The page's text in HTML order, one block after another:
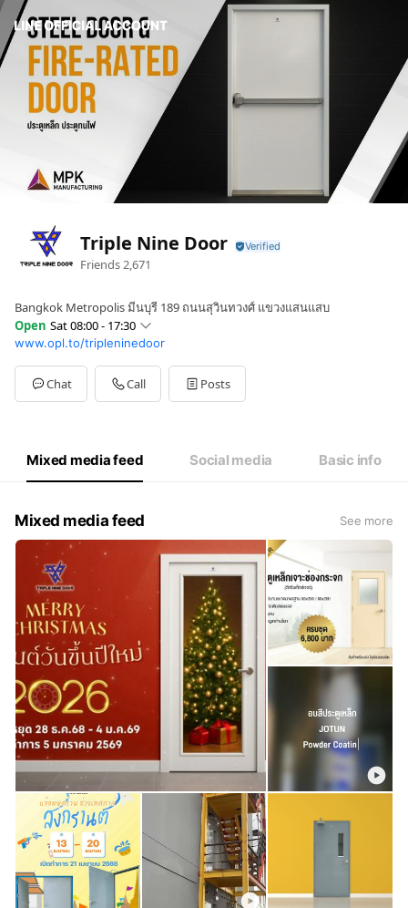
Triple Nine Door
Friends2,671
Bangkok Metropolis มีนบุรี 189 ถนนสุวินทวงศ์ แขวงแสนแสบ
Open Sat 08:00 - 17:30
SunClosed
Mon08:00 - 17:30
Tue08:00 - 17:30
Wed08:00 - 17:30
08:00 - 17:30
www.opl.to/tripleninedoor
Chat Call Posts
Mixed media feed Social media Basic info
Mixed media feed See more